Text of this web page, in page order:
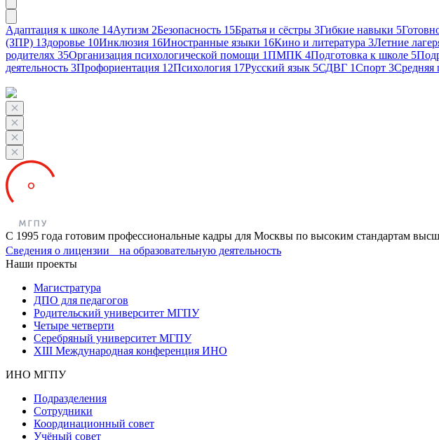
Адаптация к школе 14Аутизм 2Безопасность 15Братья и сёстры 3Гибкие навыки 5
(ЗПР) 1Здоровье 10Инклюзия 16Иностранные языки 16Кино и литература 3Летние
родителях 35Организация психологической помощи 1ПМПК 4Подготовка к школе 5
деятельность 3Профориентация 12Психология 17Русский язык 5СДВГ 1Спорт 3Средняя
С 1995 года готовим профессиональные кадры для Москвы по высоким стандартам
Сведения о лицензии на образовательную деятельность
Наши проекты
Магистратура
ДПО для педагогов
Родительский университет МГПУ
Четыре четверти
Серебряный университет МГПУ
XIII Международная конференция ИНО
ИНО МГПУ
Подразделения
Сотрудники
Координационный совет
Учёный совет